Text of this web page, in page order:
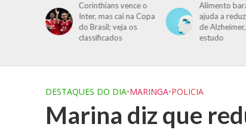
Corinthians vence o
Inter, mas cai na Copa
do Brasil; veja os
classificados
Alimento
ajuda a
de
estudo
DESTAQUES DO DIA•MARINGA•POLICIA
Marina diz que